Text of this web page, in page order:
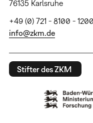
76135 Karlsruhe
+49 (0) 721 - 8100 - 1200
info@zkm.de
Stifter des ZKM